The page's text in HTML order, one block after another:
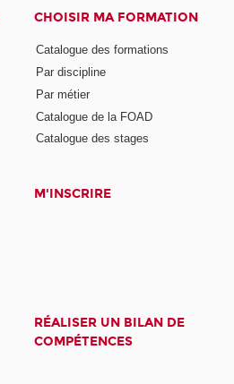
CHOISIR MA FORMATION
Catalogue des formations
Par discipline
Par métier
Catalogue de la FOAD
Catalogue des stages
M'INSCRIRE
RÉALISER UN BILAN DE
COMPÉTENCES